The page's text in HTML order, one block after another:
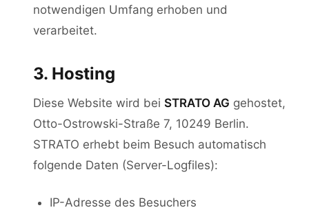
9. SSL-Verschlüsselung
notwendigen Umfang erhoben und
verarbeitet.
3. Hosting
Diese Website wird bei STRATO AG gehostet,
Otto-Ostrowski-Straße 7, 10249 Berlin.
STRATO erhebt beim Besuch automatisch
folgende Daten (Server-Logfiles):
IP-Adresse des Besuchers